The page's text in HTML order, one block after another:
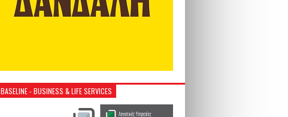
BASELINE - BUSINESS & LIFE SERVICES